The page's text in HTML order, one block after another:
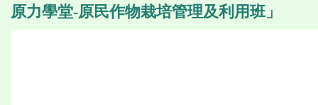
原力學堂-原民作物栽培管理及利用班」